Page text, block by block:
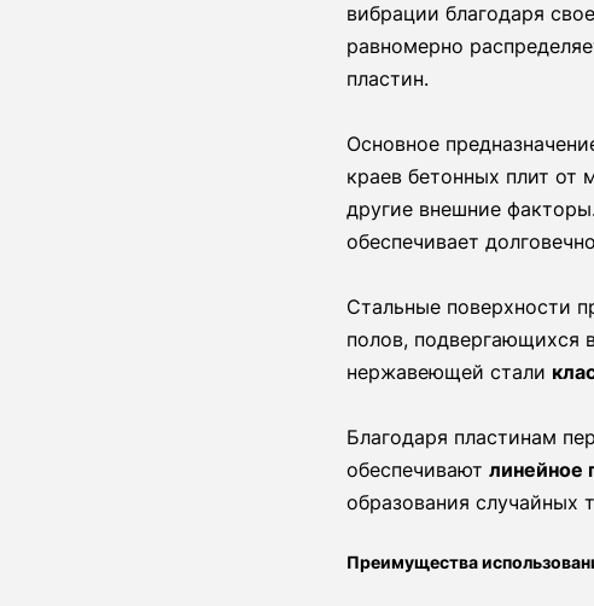
вибрации благодаря
равномерно
пластин.
Основное
краев бетонных плит от
другие внешние
обеспечивает
Стальные поверхности
полов, подвергающихся
нержавеющей стали
Благодаря пластинам
обеспечивают
образования
Преимущества